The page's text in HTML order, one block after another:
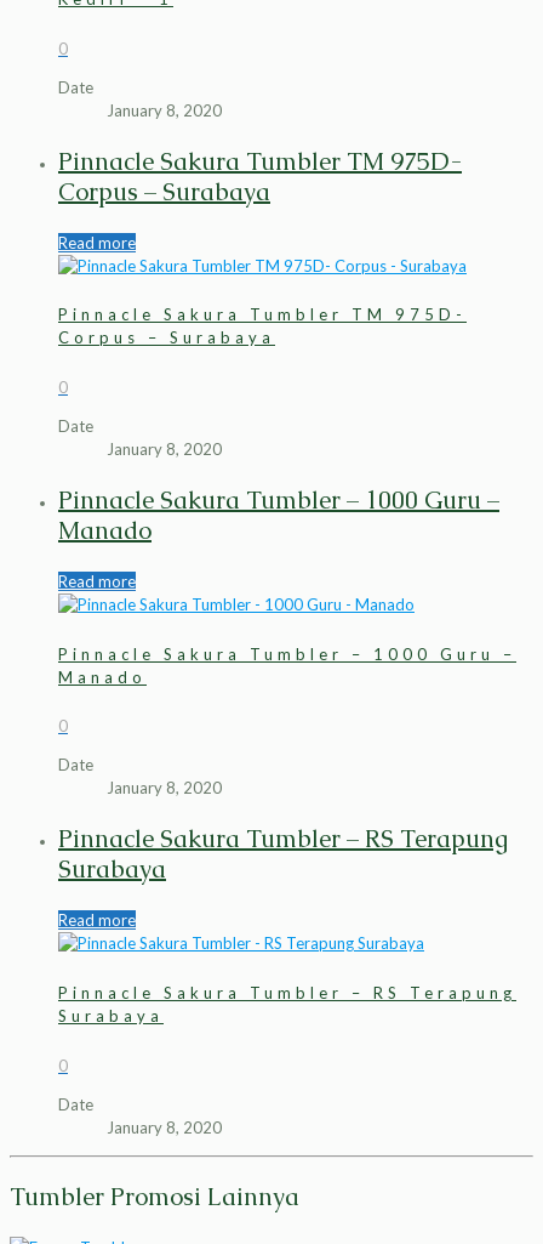
0
Date
January 8, 2020
Pinnacle Sakura Tumbler TM 975D-
Corpus – Surabaya
Read more
Pinnacle Sakura Tumbler TM 975D-
Corpus – Surabaya
0
Date
January 8, 2020
Pinnacle Sakura Tumbler – 1000 Guru –
Manado
Read more
Pinnacle Sakura Tumbler – 1000 Guru –
Manado
0
Date
January 8, 2020
Pinnacle Sakura Tumbler – RS Terapung
Surabaya
Read more
Pinnacle Sakura Tumbler – RS Terapung
Surabaya
0
Date
January 8, 2020
Tumbler Promosi Lainnya